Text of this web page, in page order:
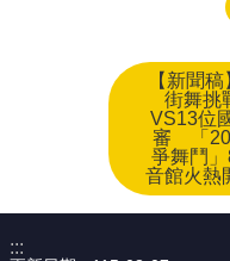
【新聞
街舞挑
VS13位
審 「
爭舞鬥
音館火熱
:::